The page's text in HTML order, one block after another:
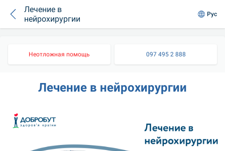
Лечение в
нейрохирургии
Рус
Неотложная помощь 097 495 2 888
Лечение в нейрохирургии